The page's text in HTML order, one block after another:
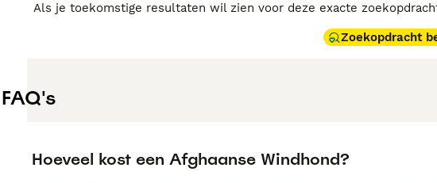
Als je toekomstige resultaten wil zien voor deze exacte
Zoekopdracht
FAQ's
Hoeveel kost een Afghaanse Windhond?